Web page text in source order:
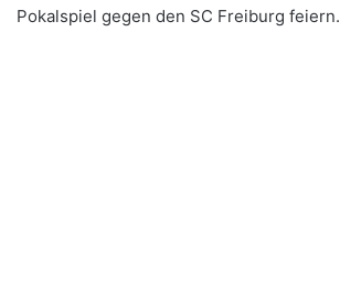
Pokalspiel gegen den SC Freiburg feiern.